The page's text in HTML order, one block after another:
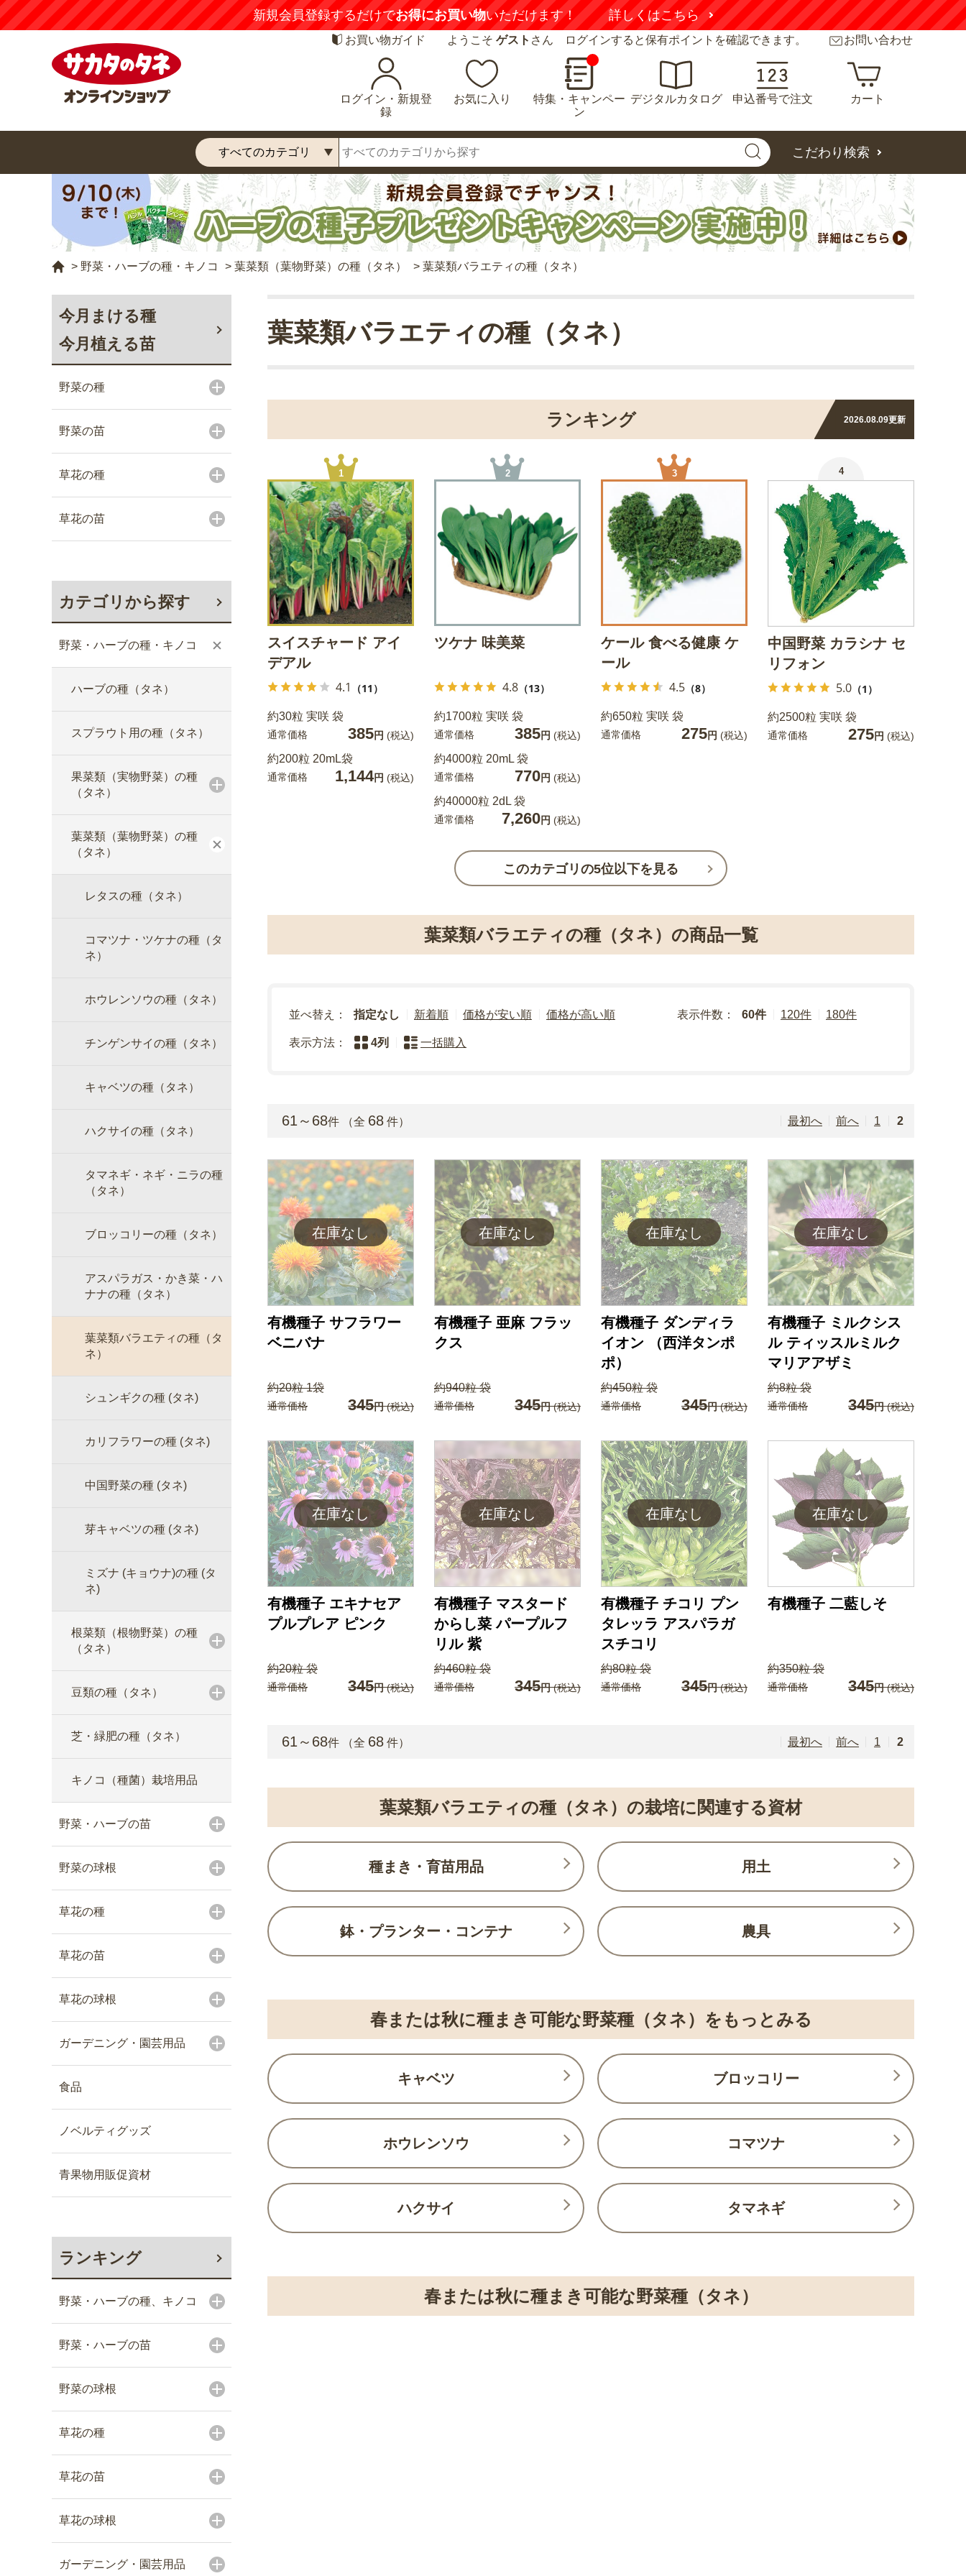
新規会員登録するだけでお得にお買い物いただけます！ 詳しくはこちら
お買い物ガイド ようこそ ゲスト さん ログインすると保有ポイントを確認できます。 お問い合わせ
ログイン・新規登
録
お気に入り
特集・キャンペー
ン
デジタルカタログ 申込番号で注文 カート
こだわり検索
> 野菜・ハーブの種・キノコ > 葉菜類（葉物野菜）の種（タネ） > 葉菜類バラエティの種（タネ）
今月まける種
今月植える苗
野菜の種
野菜の苗
草花の種
草花の苗
カテゴリから探す
野菜・ハーブの種・キノコ
ハーブの種（タネ）
スプラウト用の種（タネ）
果菜類（実物野菜）の種
（タネ）
葉菜類（葉物野菜）の種
（タネ）
レタスの種（タネ）
コマツナ・ツケナの種（タ
ネ）
ホウレンソウの種（タネ）
チンゲンサイの種（タネ）
キャベツの種（タネ）
ハクサイの種（タネ）
タマネギ・ネギ・ニラの種
（タネ）
ブロッコリーの種（タネ）
アスパラガス・かき菜・ハ
ナナの種（タネ）
葉菜類バラエティの種（タ
ネ）
シュンギクの種 (タネ)
カリフラワーの種 (タネ)
中国野菜の種 (タネ)
芽キャベツの種 (タネ)
ミズナ (キョウナ)の種 (タ
ネ)
根菜類（根物野菜）の種
（タネ）
豆類の種（タネ）
芝・緑肥の種（タネ）
キノコ（種菌）栽培用品
野菜・ハーブの苗
野菜の球根
草花の種
草花の苗
草花の球根
ガーデニング・園芸用品
食品
ノベルティグッズ
青果物用販促資材
ランキング
野菜・ハーブの種、キノコ
野菜・ハーブの苗
野菜の球根
草花の種
草花の苗
草花の球根
ガーデニング・園芸用品
葉菜類バラエティの種（タネ）
ランキング 2026.08.09更新
1
スイスチャード アイ
デアル
4.1
（11）
約30粒 実咲 袋
通常価格 385円 (税込)
約200粒 20mL袋
通常価格 1,144円 (税込)
2
ツケナ 味美菜
4.8 （13）
約1700粒 実咲 袋
通常価格 385円 (税込)
約4000粒 20mL 袋
通常価格 770円 (税込)
約40000粒 2dL 袋
通常価格 7,260円 (税込)
3
ケール 食べる健康 ケ
ール
4.5 （8）
約650粒 実咲 袋
通常価格 275円 (税込)
4
中国野菜 カラシナ セ
リフォン
5.0 （1）
約2500粒 実咲 袋
通常価格 275円 (税込)
このカテゴリの5位以下を見る
葉菜類バラエティの種（タネ）の商品一覧
並べ替え： 指定なし 新着順 価格が安い順 価格が高い順 表示件数： 60件 120件 180件
表示方法： 4列 一括購入
61～68件 （全 68 件） 最初へ 前へ 1 2
有機種子 サフラワー
ベニバナ
約20粒 1袋
通常価格 345円(税込)
有機種子 亜麻 フラッ
クス
約940粒 袋
通常価格 345円(税込)
有機種子 ダンディラ
イオン （西洋タンポ
ポ）
約450粒 袋
通常価格 345円(税込)
有機種子 ミルクシス
ル ティッスルミルク
マリアアザミ
約8粒 袋
通常価格 345円(税込)
有機種子 エキナセア
プルプレア ピンク
約20粒 袋
通常価格 345円(税込)
有機種子 マスタード
からし菜 パープルフ
リル 紫
約460粒 袋
通常価格 345円(税込)
有機種子 チコリ プン
タレッラ アスパラガ
スチコリ
約80粒 袋
通常価格 345円(税込)
有機種子 二藍しそ
約350粒 袋
通常価格 345円(税込)
61～68件 （全 68 件） 最初へ 前へ 1 2
葉菜類バラエティの種（タネ）の栽培に関連する資材
種まき・育苗用品 用土
鉢・プランター・コンテナ 農具
春または秋に種まき可能な野菜種（タネ）をもっとみる
キャベツ ブロッコリー
ホウレンソウ コマツナ
ハクサイ タマネギ
春または秋に種まき可能な野菜種（タネ）